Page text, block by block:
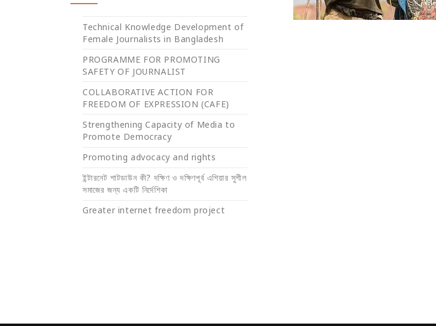
Technical Knowledge Development of
Female Journalists in Bangladesh
PROGRAMME FOR PROMOTING
SAFETY OF JOURNALIST
COLLABORATIVE ACTION FOR
FREEDOM OF EXPRESSION (CAFE)
Strengthening Capacity of Media to
Promote Democracy
Promoting advocacy and rights
ইন্টারনেট শাটডাউন কী? দক্ষিণ ও দক্ষিণপূর্ব এশিয়ার সুশীল
সমাজের জন্য একটি নির্দেশিকা
Greater internet freedom project